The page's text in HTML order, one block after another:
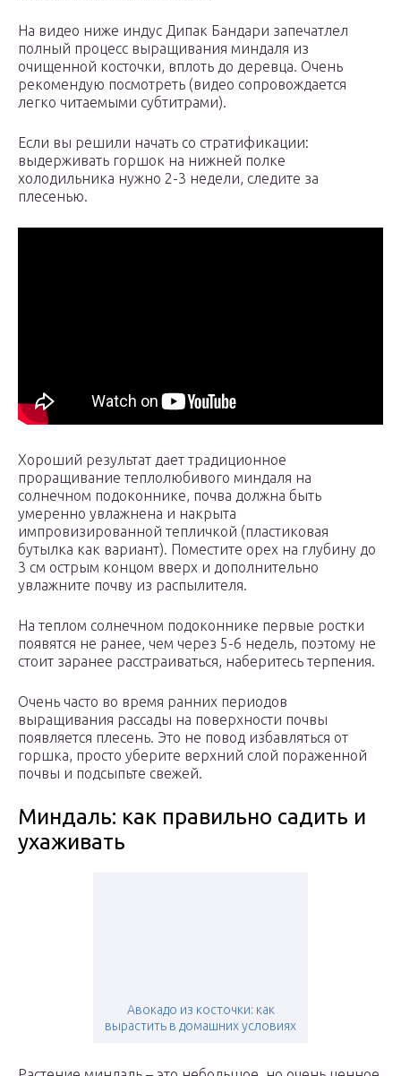
На видео ниже индус Дипак Бандари запечатлел
полный процесс выращивания миндаля из
очищенной косточки, вплоть до деревца. Очень
рекомендую посмотреть (видео сопровождается
легко читаемыми субтитрами).
Если вы решили начать со стратификации:
выдерживать горшок на нижней полке
холодильника нужно 2-3 недели, следите за
плесенью.
Хороший результат дает традиционное
проращивание теплолюбивого миндаля на
солнечном подоконнике, почва должна быть
умеренно увлажнена и накрыта
импровизированной тепличкой (пластиковая
бутылка как вариант). Поместите орех на глубину до
3 см острым концом вверх и дополнительно
увлажните почву из распылителя.
На теплом солнечном подоконнике первые ростки
появятся не ранее, чем через 5-6 недель, поэтому не
стоит заранее расстраиваться, наберитесь терпения.
Очень часто во время ранних периодов
выращивания рассады на поверхности почвы
появляется плесень. Это не повод избавляться от
горшка, просто уберите верхний слой пораженной
почвы и подсыпьте свежей.
Миндаль: как правильно садить и
ухаживать
Авокадо из косточки: как
вырастить в домашних условиях